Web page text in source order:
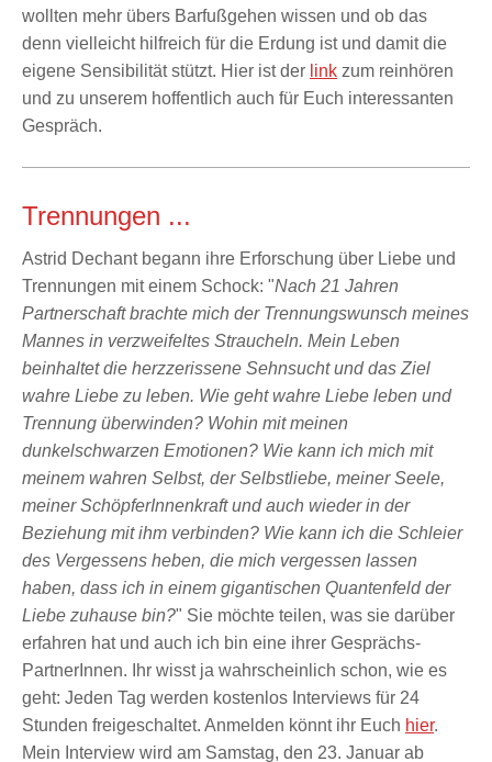
wollten mehr übers Barfußgehen wissen und ob das
denn vielleicht hilfreich für die Erdung ist und damit die
eigene Sensibilität stützt. Hier ist der link zum reinhören
und zu unserem hoffentlich auch für Euch interessanten
Gespräch.
Trennungen ...
Astrid Dechant begann ihre Erforschung über Liebe und
Trennungen mit einem Schock: "Nach 21 Jahren
Partnerschaft brachte mich der Trennungswunsch meines
Mannes in verzweifeltes Straucheln. Mein Leben
beinhaltet die herzzerissene Sehnsucht und das Ziel
wahre Liebe zu leben. Wie geht wahre Liebe leben und
Trennung überwinden? Wohin mit meinen
dunkelschwarzen Emotionen? Wie kann ich mich mit
meinem wahren Selbst, der Selbstliebe, meiner Seele,
meiner SchöpferInnenkraft und auch wieder in der
Beziehung mit ihm verbinden? Wie kann ich die Schleier
des Vergessens heben, die mich vergessen lassen
haben, dass ich in einem gigantischen Quantenfeld der
Liebe zuhause bin?" Sie möchte teilen, was sie darüber
erfahren hat und auch ich bin eine ihrer Gesprächs-
PartnerInnen. Ihr wisst ja wahrscheinlich schon, wie es
geht: Jeden Tag werden kostenlos Interviews für 24
Stunden freigeschaltet. Anmelden könnt ihr Euch hier.
Mein Interview wird am Samstag, den 23. Januar ab